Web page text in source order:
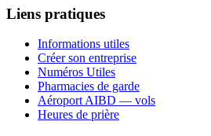
Liens pratiques
Informations utiles
Créer son entreprise
Numéros Utiles
Pharmacies de garde
Aéroport AIBD — vols
Heures de prière